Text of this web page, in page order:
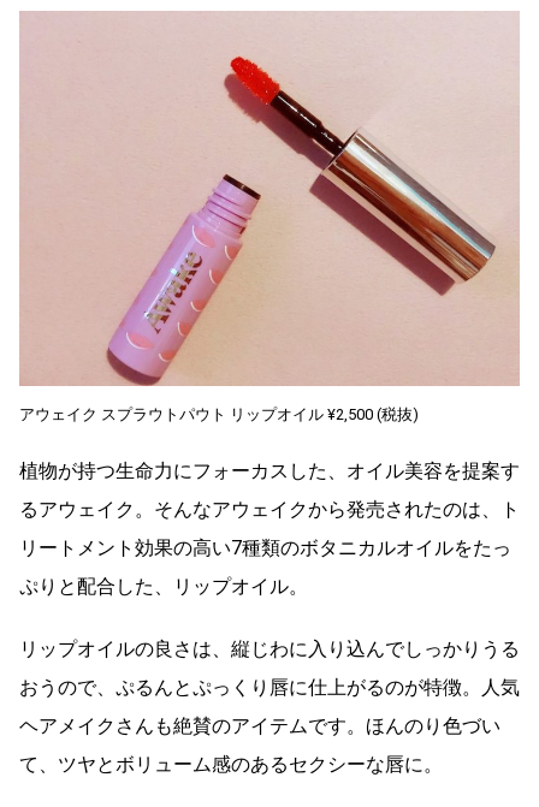
アウェイク スプラウトパウト リップオイル ¥2,500 (税抜)
植物が持つ生命力にフォーカスした、オイル美容を提案す
るアウェイク。そんなアウェイクから発売されたのは、ト
リートメント効果の高い7種類のボタニカルオイルをたっ
ぷりと配合した、リップオイル。
リップオイルの良さは、縦じわに入り込んでしっかりうる
おうので、ぷるんとぷっくり唇に仕上がるのが特徴。人気
ヘアメイクさんも絶賛のアイテムです。ほんのり色づい
て、ツヤとボリューム感のあるセクシーな唇に。